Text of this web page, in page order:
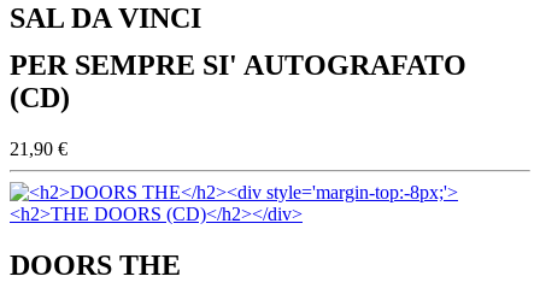
SAL DA VINCI
PER SEMPRE SI' AUTOGRAFATO
(CD)
21,90 €
DOORS THE